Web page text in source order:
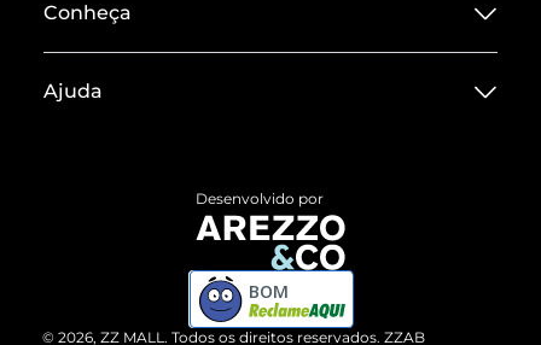
Conheça
Termos de Uso
ZZ MALL é confiável
Cartão Presente
Ajuda
Devolução do Produto
Compre pelo WhatsApp
© 2026, ZZ MALL. Todos os direitos reservados. ZZAB
Desenvolvido por
BOM